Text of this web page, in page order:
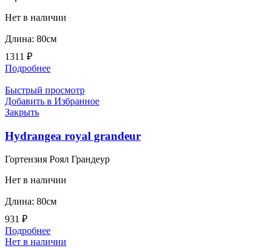
Нет в наличии
Длина: 80см
1311 ₽
Подробнее
Быстрый просмотр
Добавить в Избранное
Закрыть
Hydrangea royal grandeur
Гортензия Роял Грандеур
Нет в наличии
Длина: 80см
931 ₽
Подробнее
Нет в наличии